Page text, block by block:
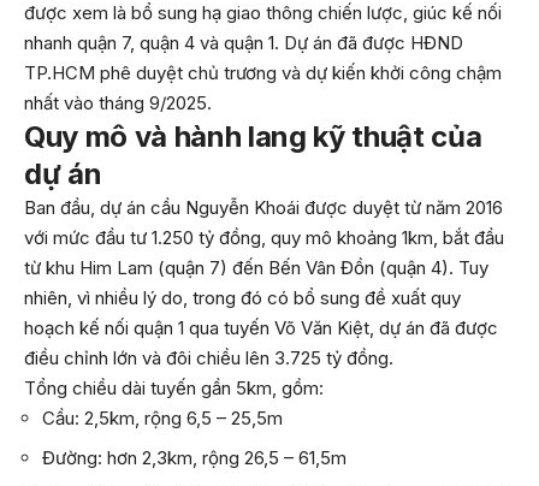
được xem là bổ sung hạ giao thông chiến lược, giúc kế nối
nhanh quận 7, quận 4 và quận 1. Dự án đã được HĐND
TP.HCM phê duyệt chủ trương và dự kiến khởi công chậm
nhất vào tháng 9/2025.
Quy mô và hành lang kỹ thuật của
dự án
Ban đầu, dự án cầu Nguyễn Khoái được duyệt từ năm 2016
với mức đầu tư 1.250 tỷ đồng, quy mô khoảng 1km, bắt đầu
từ khu Him Lam (quận 7) đến Bến Vân Đồn (quận 4). Tuy
nhiên, vì nhiều lý do, trong đó có bổ sung đề xuất quy
hoạch kế nối quận 1 qua tuyến Võ Văn Kiệt, dự án đã được
điều chỉnh lớn và đôi chiều lên 3.725 tỷ đồng.
Tổng chiều dài tuyến gần 5km, gồm:
Cầu: 2,5km, rộng 6,5 – 25,5m
Đường: hơn 2,3km, rộng 26,5 – 61,5m